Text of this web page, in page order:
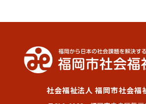
社会福祉法人 福岡市社会福